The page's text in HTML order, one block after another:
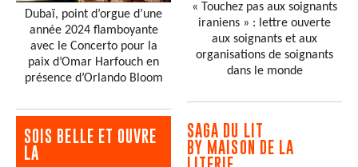
Dubaï, point d’orgue d’une
année 2024 flamboyante
avec le Concerto pour la
paix d’Omar Harfouch en
présence d’Orlando Bloom
SOIS BELLE ET OUVRE
LA
« Touchez pas aux soignants
iraniens » : lettre ouverte
aux soignants et aux
organisations de soignants
dans le monde
SAGA DU LIT
BY MAISON DE LA